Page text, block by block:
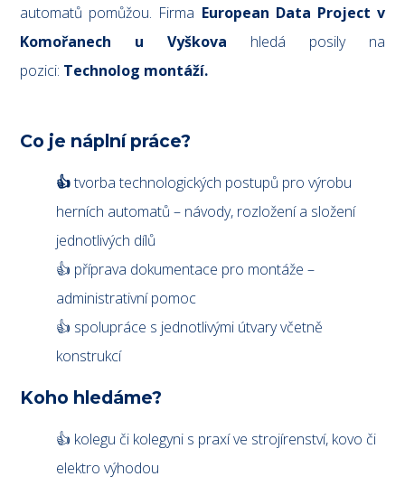
automatů pomůžou. Firma European Data Project v
Komořanech u Vyškova hledá posily na
pozici: Technolog montáží.
Co je náplní práce?
👍tvorba technologických postupů pro výrobu
herních automatů – návody, rozložení a složení
jednotlivých dílů
👍 příprava dokumentace pro montáže –
administrativní pomoc
👍 spolupráce s jednotlivými útvary včetně
konstrukcí
Koho hledáme?
👍 kolegu či kolegyni s praxí ve strojírenství, kovo či
elektro výhodou